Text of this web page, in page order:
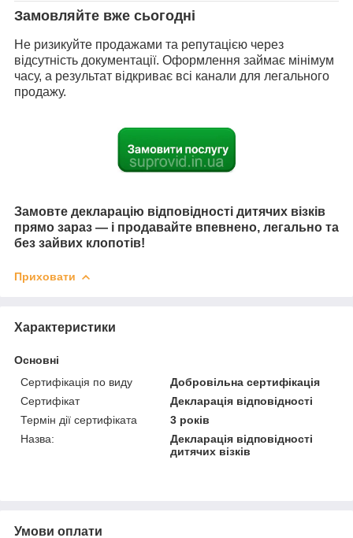
Замовляйте вже сьогодні
Не ризикуйте продажами та репутацією через
відсутність документації. Оформлення займає мінімум
часу, а результат відкриває всі канали для легального
продажу.
Замовте декларацію відповідності дитячих візків
прямо зараз — і продавайте впевнено, легально та
без зайвих клопотів!
Приховати
Характеристики
Основні
Сертифікація по виду
Добровільна сертифікація
Сертифікат
Декларація відповідності
Термін дії сертифіката
3 років
Назва:
Декларація відповідності
дитячих візків
Умови оплати